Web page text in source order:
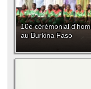
10e cérémonial
au Burkina Faso